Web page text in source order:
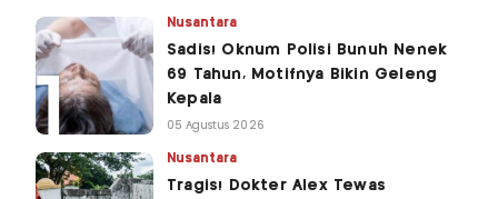
Nusantara
Sadis! Oknum Polisi Bunuh Nenek
69 Tahun, Motifnya Bikin Geleng
Kepala
05 Agustus 2026
Nusantara
Tragis! Dokter Alex Tewas